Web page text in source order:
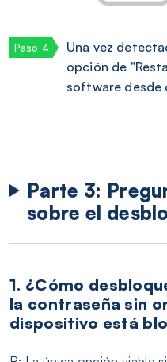
Una vez
opción de
software desde
Parte 3:
sobre el
1. ¿Cómo
la contraseña sin
dispositivo está